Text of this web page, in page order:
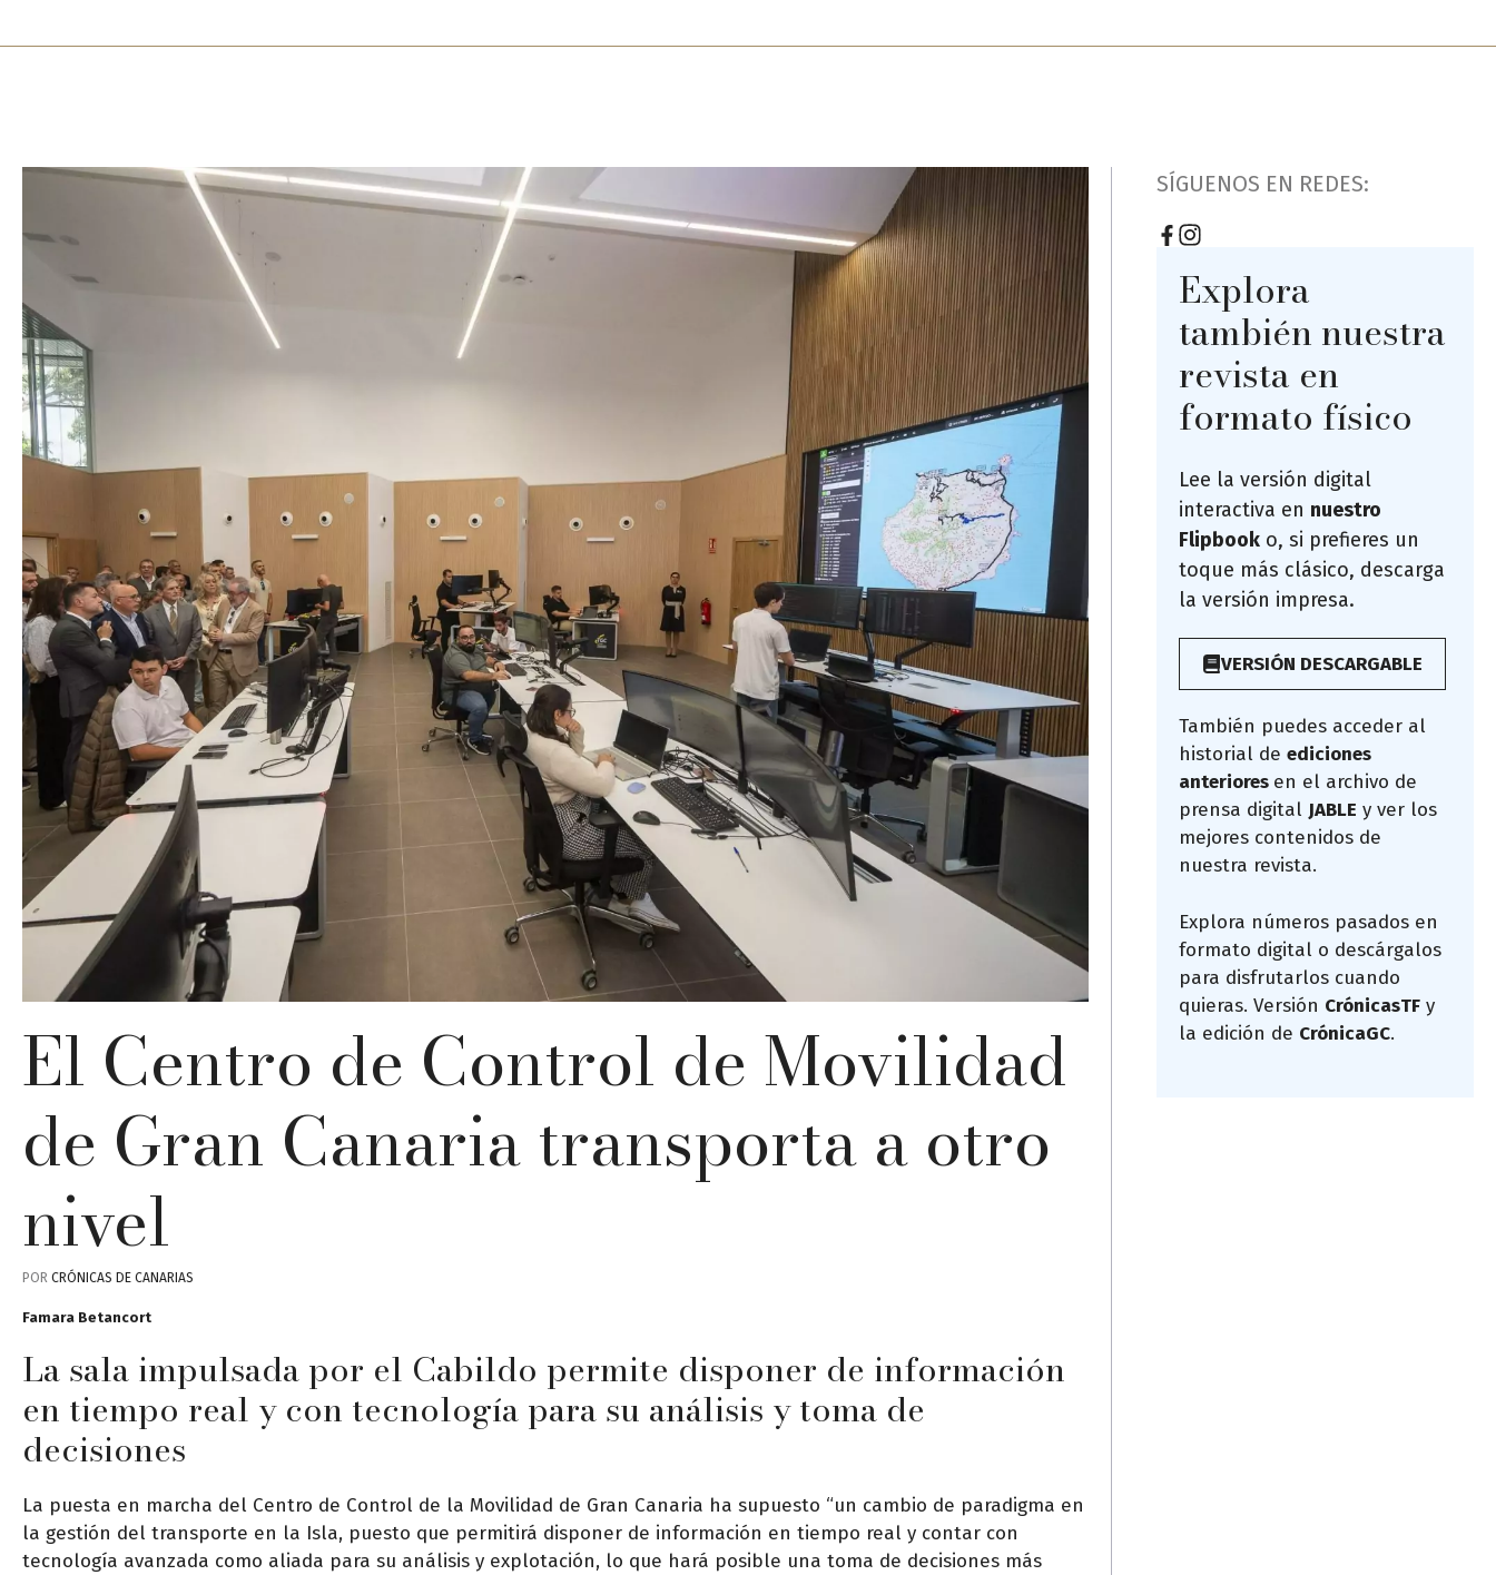
El Centro de Control de Movilidad
de Gran Canaria transporta a otro
nivel
POR CRÓNICAS DE CANARIAS
Famara Betancort
La sala impulsada por el Cabildo permite disponer de información
en tiempo real y con tecnología para su análisis y toma de
decisiones
La puesta en marcha del Centro de Control de la Movilidad de Gran Canaria ha supuesto “un cambio de paradigma en
la gestión del transporte en la Isla, puesto que permitirá disponer de información en tiempo real y contar con
tecnología avanzada como aliada para su análisis y explotación, lo que hará posible una toma de decisiones más
SÍGUENOS EN REDES:
Explora
también nuestra
revista en
formato físico
Lee la versión digital
interactiva en nuestro
Flipbook o, si prefieres un
toque más clásico, descarga
la versión impresa.
VERSIÓN DESCARGABLE
También puedes acceder al
historial de ediciones
anteriores en el archivo de
prensa digital JABLE y ver los
mejores contenidos de
nuestra revista.
Explora números pasados en
formato digital o descárgalos
para disfrutarlos cuando
quieras. Versión CrónicasTF y
la edición de CrónicaGC.